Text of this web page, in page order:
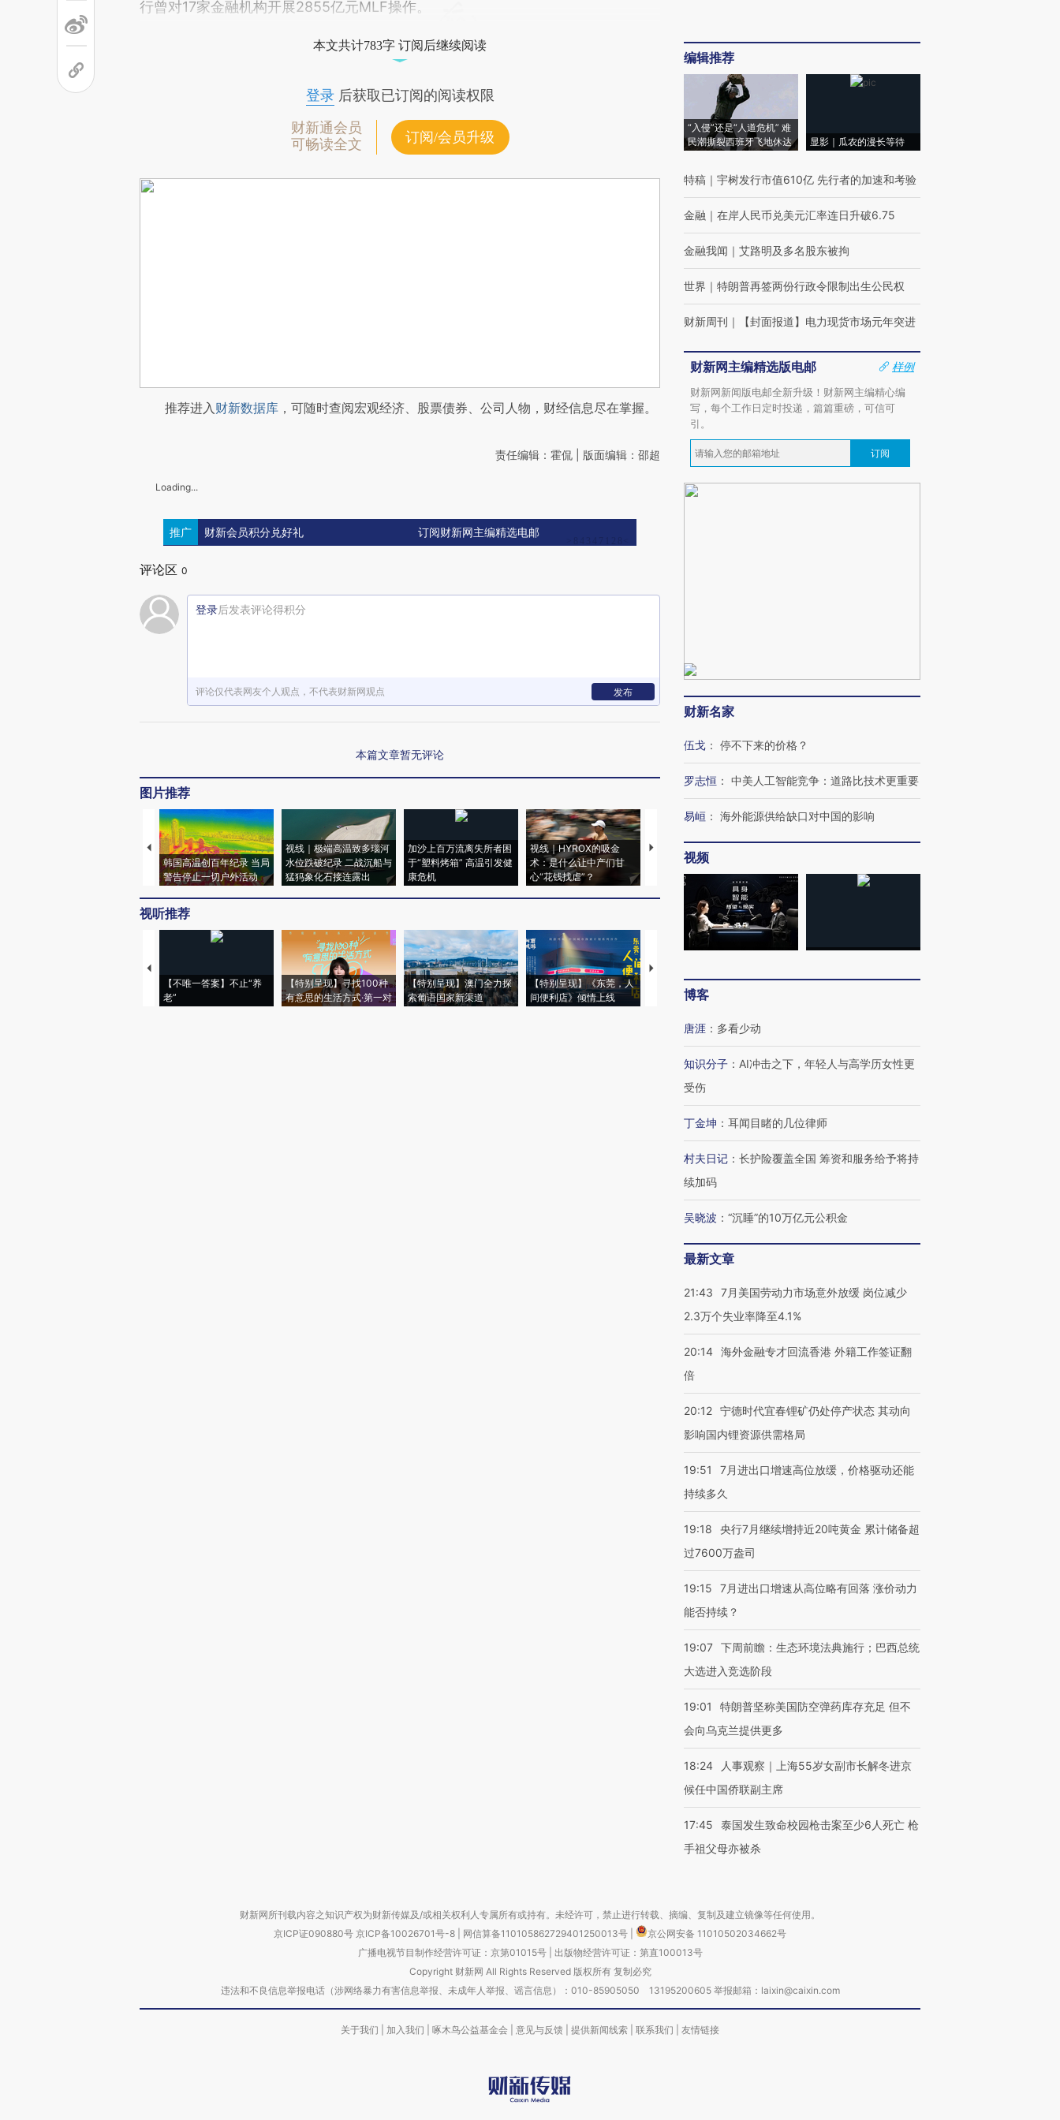
行曾对17家金融机构开展2855亿元MLF操作。
本文共计783字 订阅后继续阅读
登录后获取已订阅的阅读权限
财新通会员
可畅读全文
订阅/会员升级
推荐进入财新数据库 ，可随时查阅宏观经济、股票债券、公司人物，财经信息尽在掌握。
责任编辑：霍侃 | 版面编辑：邵超
Loading...
推广 财新会员积分兑好礼 订阅财新网主编精选电邮
评论区 0
登录后发表评论得积分
评论仅代表网友个人观点，不代表财新网观点 发布
本篇文章暂无评论
图片推荐
韩国高温创百年纪录 当局
警告停止一切户外活动
视线｜极端高温致多瑙河
水位跌破纪录 二战沉船与
猛犸象化石接连露出
加沙上百万流离失所者困
于“塑料烤箱” 高温引发健
康危机
视线｜HYROX的吸金
术：是什么让中产们甘
心“花钱找虐”？
马航飞行员跨国走私7万
粒摇头丸 尿检体内含3种
育部长拱下台
飞地休达
视听推荐
【不唯一答案】不止“养
老”
【特别呈现】寻找100种
有意思的生活方式·第一对
【特别呈现】澳门全力探
索葡语国家新渠道
【特别呈现】《东莞，人
间便利店》倾情上线
【推广】走进第四届链博
会，让数智科技“链”接产
【特别呈现】寻找100种
CFO：不靠规模取胜，华
编辑推荐
“入侵”还是“人道危机” 难
民潮撕裂西班牙飞地休达
显影｜瓜农的漫长等待
特稿 ｜ 宇树发行市值610亿 先行者的加速和考验
金融 ｜ 在岸人民币兑美元汇率连日升破6.75
金融我闻 ｜ 艾路明及多名股东被拘
世界 ｜ 特朗普再签两份行政令限制出生公民权
财新周刊 ｜ 【封面报道】电力现货市场元年突进
财新网主编精选版电邮
样例
财新网新闻版电邮全新升级！财新网主编精心编
写，每个工作日定时投递，篇篇重磅，可信可
引。
订阅
财新名家
伍戈 ： 停不下来的价格？
罗志恒 ： 中美人工智能竞争：道路比技术更重要
易峘 ： 海外能源供给缺口对中国的影响
视频
博客
唐涯 ： 多看少动
知识分子 ： AI冲击之下，年轻人与高学历女性更
受伤
丁金坤 ： 耳闻目睹的几位律师
村夫日记 ： 长护险覆盖全国 筹资和服务给予将持
续加码
吴晓波 ： “沉睡”的10万亿元公积金
最新文章
21:43
7月美国劳动力市场意外放缓 岗位减少
2.3万个失业率降至4.1%
20:14 海外金融专才回流香港 外籍工作签证翻
倍
20:12 宁德时代宜春锂矿仍处停产状态 其动向
影响国内锂资源供需格局
19:51
7月进出口增速高位放缓，价格驱动还能
持续多久
19:18
央行7月继续增持近20吨黄金 累计储备超
过7600万盎司
19:15
7月进出口增速从高位略有回落 涨价动力
能否持续？
19:07 下周前瞻：生态环境法典施行；巴西总统
大选进入竞选阶段
19:01
特朗普坚称美国防空弹药库存充足 但不
会向乌克兰提供更多
18:24
人事观察｜上海55岁女副市长解冬进京
候任中国侨联副主席
17:45
泰国发生致命校园枪击案至少6人死亡 枪
手祖父母亦被杀
财新网所刊载内容之知识产权为财新传媒及/或相关权利人专属所有或持有。未经许可，禁止进行转载、摘编、复制及建立镜像等任何使用。
京ICP证090880号 京ICP备10026701号-8 网信算备110105862729401250013号
京公网安备 11010502034662号
广播电视节目制作经营许可证：京第01015号| 出版物经营许可证：第直100013号
Copyright 财新网 All Rights Reserved 版权所有 复制必究
违法和不良信息举报电话（涉网络暴力有害信息举报、未成年人举报、谣言信息）：010-85905050 13195200605 举报邮箱：laixin@caixin.com
关于我们 加入我们 啄木鸟公益基金会 意见与反馈 提供新闻线索 联系我们 友情链接